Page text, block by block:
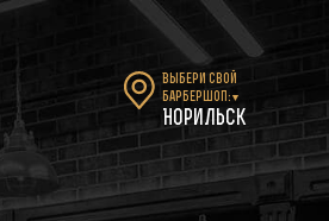
Выбери свой
барбершоп:▼
Норильск